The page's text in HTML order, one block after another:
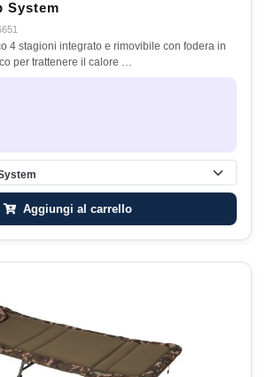
System
4 stagioni integrato e rimovibile con fodera in
per trattenere il calore …
Aggiungi al carrello